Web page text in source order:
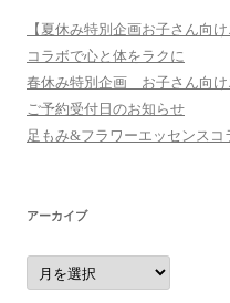
【夏休み特別企画お子さん向
コラボで心と体をラクに
春休み特別企画 お子さん向け
ご予約受付日のお知らせ
足もみ&フラワーエッセンスコ
アーカイブ
ア
ー
カ